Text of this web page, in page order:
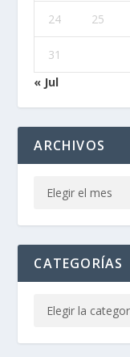
24 25
31
« Jul
ARCHIVOS
CATEGORÍAS